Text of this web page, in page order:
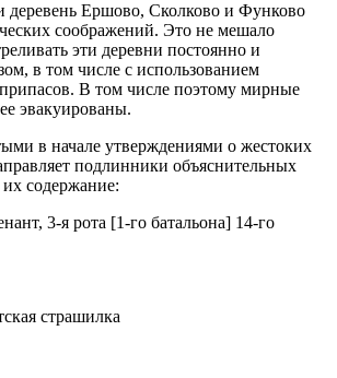
деревень Ершово, Сколково и Функово
соображений. Это не мешало
эти деревни постоянно и
в том числе с использованием
В том числе поэтому мирные
эвакуированы.
в начале утверждениями о жестоких
подлинники объяснительных
содержание:
3-я рота [1-го батальона] 14-го
страшилка